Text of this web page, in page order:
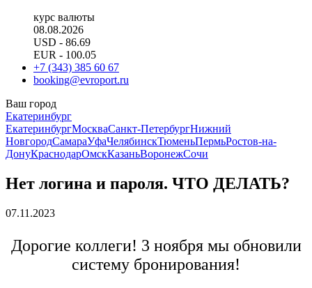
курс валюты
08.08.2026
USD - 86.69
EUR - 100.05
+7 (343) 385 60 67
booking@evroport.ru
Ваш город
Екатеринбург
ЕкатеринбургМоскваСанкт-ПетербургНижний
НовгородСамараУфаЧелябинскТюменьПермьРостов-на-
ДонуКраснодарОмскКазаньВоронежСочи
Нет логина и пароля. ЧТО ДЕЛАТЬ?
07.11.2023
Дорогие коллеги! 3 ноября мы обновили
систему бронирования!